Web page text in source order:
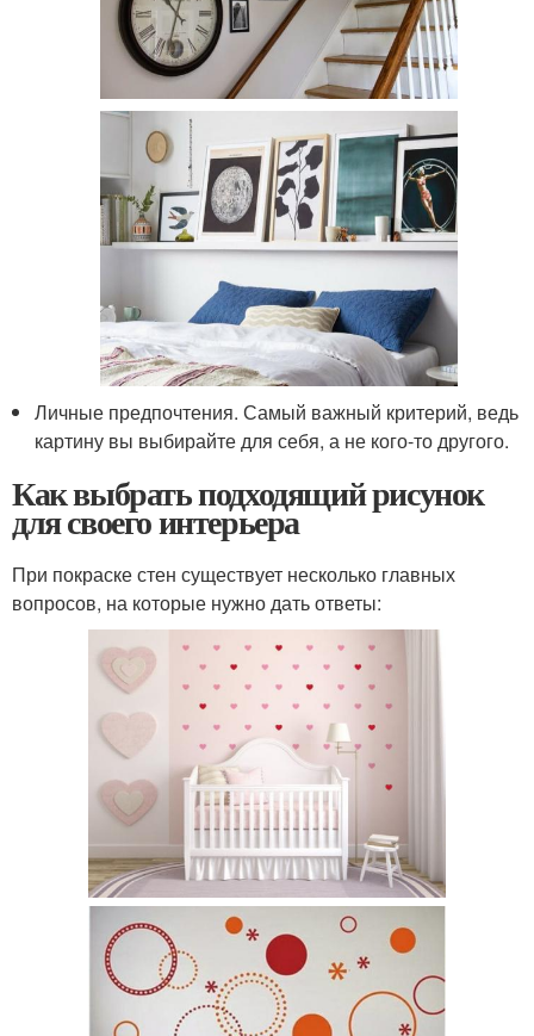
Личные предпочтения. Самый важный критерий, ведь
картину вы выбирайте для себя, а не кого-то другого.
Как выбрать подходящий рисунок
для своего интерьера
При покраске стен существует несколько главных
вопросов, на которые нужно дать ответы: